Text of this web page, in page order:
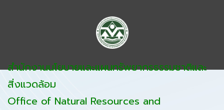
สำนักงานนโยบายและแผนทรัพยากรธรรมชาติและ
สิ่งแวดล้อม
Office of Natural Resources and